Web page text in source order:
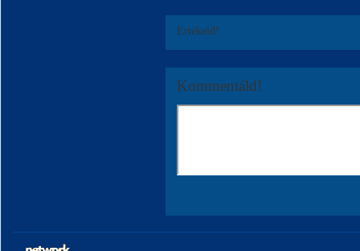
Értékeld!
Kommentáld!